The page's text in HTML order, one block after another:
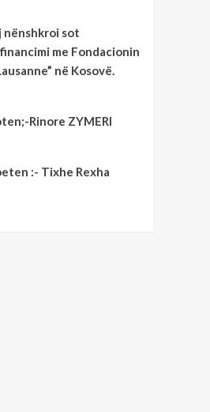
nënshkroi sot
me Fondacionin
në Kosovë.
Rinore ZYMERI
:- Tixhe Rexha